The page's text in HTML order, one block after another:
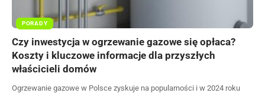
PORADY
Czy inwestycja w ogrzewanie gazowe się opłaca?
Koszty i kluczowe informacje dla przyszłych
właścicieli domów
Ogrzewanie gazowe w Polsce zyskuje na popularności i w 2024 roku